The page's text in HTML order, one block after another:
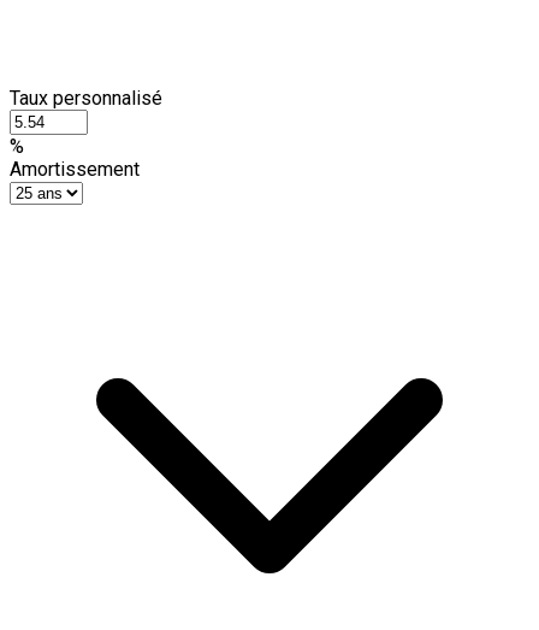
Taux personnalisé
%
Amortissement